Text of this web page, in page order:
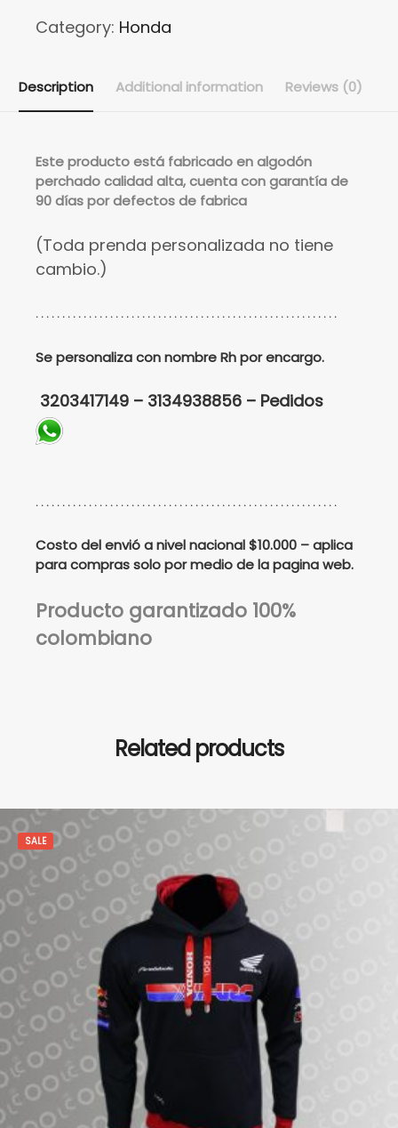
RACING
Category: Honda
Description Additional information Reviews (0)
Esteproducto está fabricado en algodón
perchado calidad alta, cuenta con garantía de
90 días por defectos de fabrica
(Toda prenda personalizada no tiene
cambio.)
. . . . . . . . . . . . . . . . . . . . . . . . . . . . . . . . . . . . . . . . . . . . . . . . . . . . . . . . .
Se personaliza con nombre Rh por encargo.
3203417149 – 3134938856 – Pedidos
. . . . . . . . . . . . . . . . . . . . . . . . . . . . . . . . . . . . . . . . . . . . . . . . . . . . . . . . .
Costo del envió a nivel nacional $10.000 – aplica
para compras solo por medio de la pagina web.
Producto garantizado 100%
colombiano
Related products
SALE